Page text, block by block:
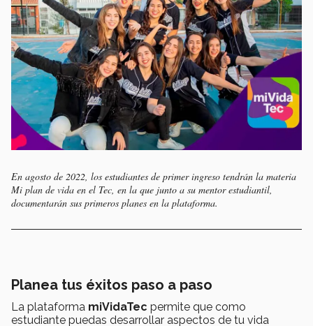
En agosto de 2022, los estudiantes de primer ingreso tendrán la materia
Mi plan de vida en el Tec, en la que junto a su mentor estudiantil,
documentarán sus primeros planes en la plataforma.
Planea tus éxitos paso a paso
La plataforma miVidaTec permite que como
estudiante puedas desarrollar aspectos de tu vida